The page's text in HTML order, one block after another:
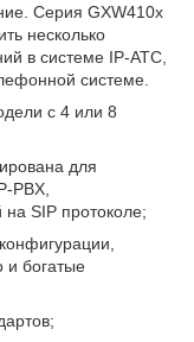
Серия GXW410x
несколько
в системе IP-АТС,
системе.
с 4 или 8
для
PBX,
SIP протоколе;
и богатые